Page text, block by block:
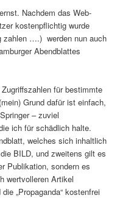
Nachdem das Web-
kostenpflichtig wurde
zahlen ….) werden nun auch
Abendblattes
für bestimmte
Grund dafür ist einfach,
– zuviel
ich für schädlich halte.
welches sich inhaltlich
BILD, und zweitens gilt es
Publikation, sondern es
wertvolleren Artikel
„Propaganda“ kostenfrei